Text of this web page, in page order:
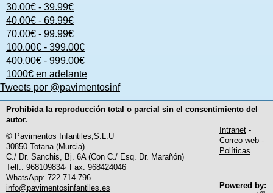
30.00€ - 39.99€
40.00€ - 69.99€
70.00€ - 99.99€
100.00€ - 399.00€
400.00€ - 999.00€
1000€ en adelante
Tweets por @pavimentosinf
Prohibida la reproducción total o parcial sin el consentimiento del
autor.
© Pavimentos Infantiles,S.L.U
30850 Totana (Murcia)
C./ Dr. Sanchis, Bj. 6A (Con C./ Esq. Dr. Marañón)
Telf.: 968109834· Fax: 968424046
WhatsApp: 722 714 796
info@pavimentosinfantiles.es
Intranet -
Correo web -
Políticas
Powered by: